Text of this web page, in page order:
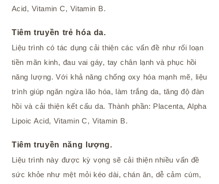
Acid, Vitamin C, Vitamin B.
Tiêm truyền trẻ hóa da.
Liệu trình có tác dụng cải thiện các vấn đề như rối loạn
tiền mãn kinh, đau vai gáy, tay chân lạnh và phục hồi
năng lượng. Với khả năng chống oxy hóa mạnh mẽ, liệu
trình giúp ngăn ngừa lão hóa, làm trắng da, tăng độ đàn
hồi và cải thiện kết cấu da. Thành phần: Placenta, Alpha
Lipoic Acid, Vitamin C, Vitamin B.
Tiêm truyền năng lượng.
Liệu trình này được kỳ vọng sẽ cải thiện nhiều vấn đề
sức khỏe như mệt mỏi kéo dài, chán ăn, dễ cảm cúm,